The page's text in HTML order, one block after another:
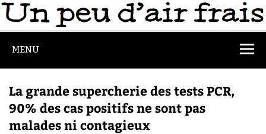
MENU
La grande supercherie des tests PCR,
90% des cas positifs ne sont pas
malades ni contagieux